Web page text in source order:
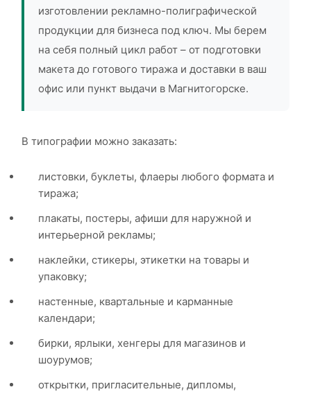
изготовлении рекламно-полиграфической
продукции для бизнеса под ключ. Мы берем
на себя полный цикл работ – от подготовки
макета до готового тиража и доставки в ваш
офис или пункт выдачи в Магнитогорске.
В типографии можно заказать:
листовки, буклеты, флаеры любого формата и
тиража;
плакаты, постеры, афиши для наружной и
интерьерной рекламы;
наклейки, стикеры, этикетки на товары и
упаковку;
настенные, квартальные и карманные
календари;
бирки, ярлыки, хенгеры для магазинов и
шоурумов;
открытки, пригласительные, дипломы,